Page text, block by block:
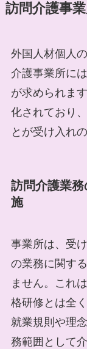
訪問介護事
外国人材個人
介護事業所に
が求められま
化されており
とが受け入れ
訪問介護業
施
事業所は、受
の業務に関す
ません。これ
格研修とは全
就業規則や理
務範囲として